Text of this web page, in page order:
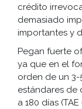
crédito
demasiado
importantes y
Pegan fuerte
ya que en el
orden de un
estándares de
a 180 días